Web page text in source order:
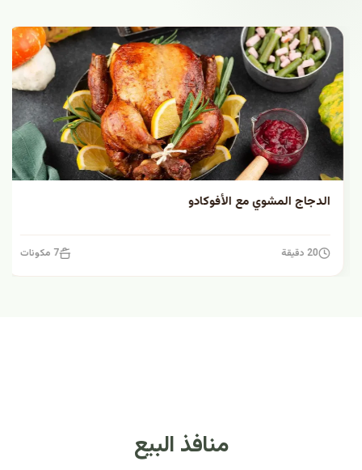
الدجاج المشوي مع الأفوكادو
20 دقيقة 7 مكونات
منافذ البيع